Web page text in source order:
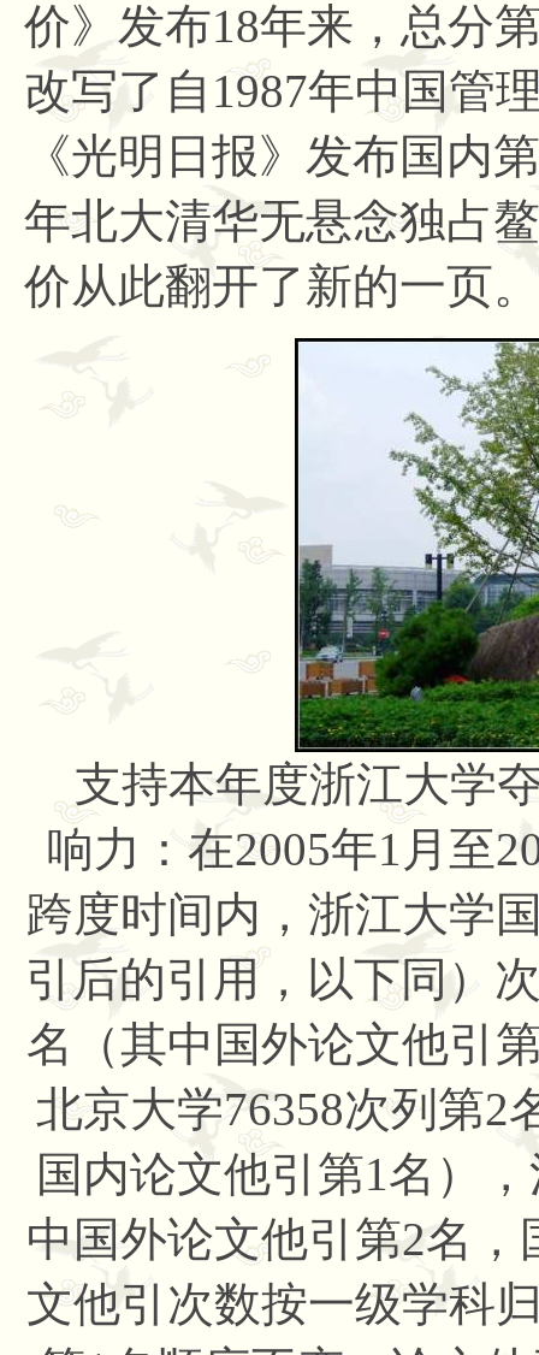
价》发布18年来，总分
改写了自1987年中国管
《光明日报》发布国内
年北大清华无悬念独占
价从此翻开了新的一页。
支持本年度浙江大学
响力 ：在2005年1月至
跨度时间内，浙江大学
引后的引用，以下同）
名（其中国外论文他引
北京大学76358次列第2
国内论文他引第1名）
中国外论文他引第2名
文他引次数按一级学科